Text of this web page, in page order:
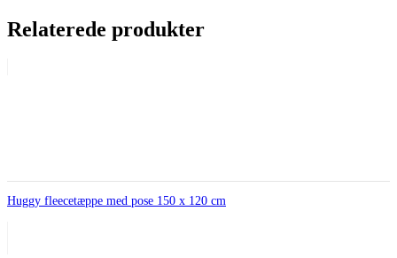
Relaterede produkter
Huggy fleecetæppe med pose 150 x 120 cm